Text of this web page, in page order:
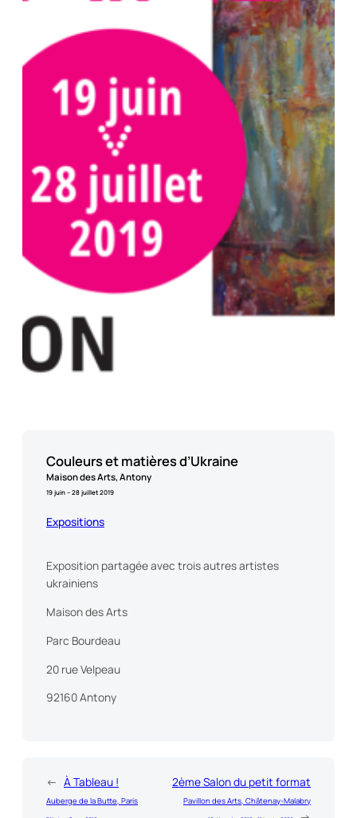
Couleurs et matières d’Ukraine
Maison des Arts, Antony
19 juin – 28 juillet 2019
Expositions
Exposition partagée avec trois autres artistes
ukrainiens
Maison des Arts
Parc Bourdeau
20 rue Velpeau
92160 Antony
← À Tableau !
Auberge de la Butte, Paris
2ème Salon du petit format
Pavillon des Arts, Châtenay-Malabry